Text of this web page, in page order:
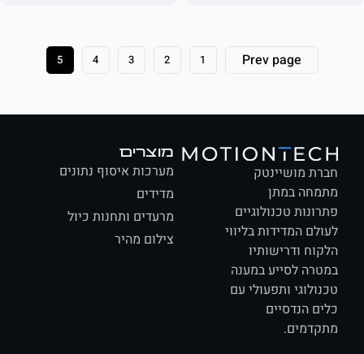
Prev page
1
3
4
5
מושיינטק
במתן
טכנולוגיים
המדידות בליווי
ודרישותיו
לסייע במענה
ותפעולי עם
הנדסיים
מוצרים
מערכות איסוף נתונים
מרעדים ותחנות כיול
צילום מהיר